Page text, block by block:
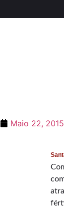
Maio 22, 2015